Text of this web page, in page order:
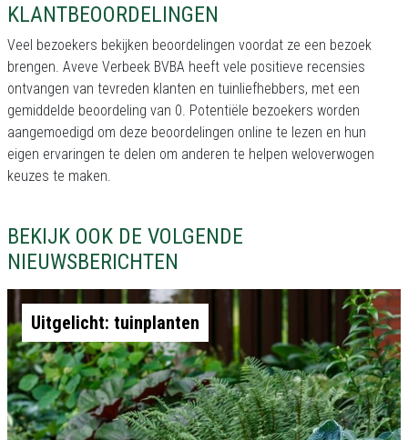
KLANTBEOORDELINGEN
Veel bezoekers bekijken beoordelingen voordat ze een bezoek
brengen. Aveve Verbeek BVBA heeft vele positieve recensies
ontvangen van tevreden klanten en tuinliefhebbers, met een
gemiddelde beoordeling van 0. Potentiële bezoekers worden
aangemoedigd om deze beoordelingen online te lezen en hun
eigen ervaringen te delen om anderen te helpen weloverwogen
keuzes te maken.
BEKIJK OOK DE VOLGENDE
NIEUWSBERICHTEN
Uitgelicht: tuinplanten